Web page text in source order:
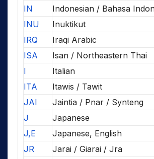
IN
Indonesian / Bahasa
INU
Inuktikut
IRQ
Iraqi Arabic
ISA
Isan / Northeastern Thai
I
Italian
ITA
Itawis / Tawit
JAI
Jaintia / Pnar / Synteng
J
Japanese
J,E
Japanese, English
JR
Jarai / Giarai / Jra